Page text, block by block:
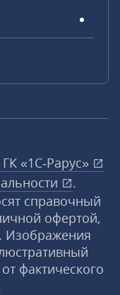
«1С‑Рарус»
.
справочный
офертой,
Изображения
фактического